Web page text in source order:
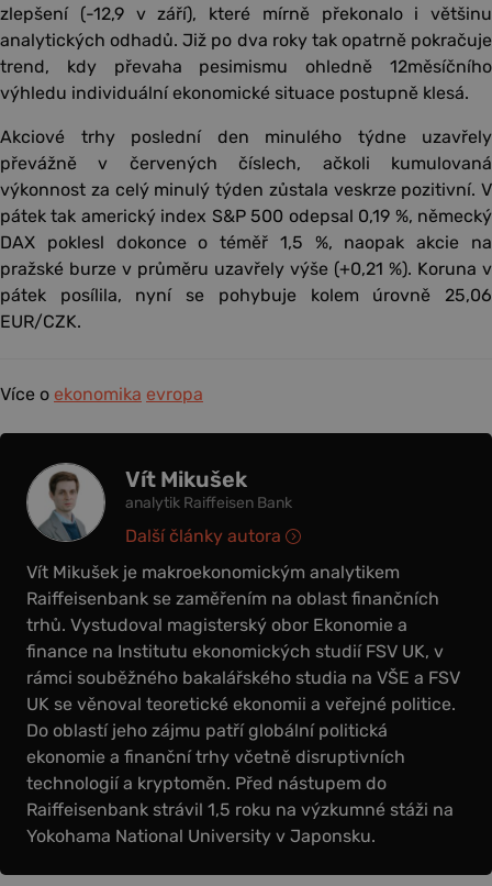
zlepšení (-12,9 v září), které mírně překonalo i většinu
analytických odhadů. Již po dva roky tak opatrně pokračuje
trend, kdy převaha pesimismu ohledně 12měsíčního
výhledu individuální ekonomické situace postupně klesá.
Akciové trhy poslední den minulého týdne uzavřely
převážně v červených číslech, ačkoli kumulovaná
výkonnost za celý minulý týden zůstala veskrze pozitivní. V
pátek tak americký index S&P 500 odepsal 0,19 %, německý
DAX poklesl dokonce o téměř 1,5 %, naopak akcie na
pražské burze v průměru uzavřely výše (+0,21 %). Koruna v
pátek posílila, nyní se pohybuje kolem úrovně 25,06
EUR/CZK.
Více o ekonomika evropa
Vít Mikušek
analytik Raiffeisen Bank
Vít Mikušek je makroekonomickým analytikem
Raiffeisenbank se zaměřením na oblast finančních
trhů. Vystudoval magisterský obor Ekonomie a
finance na Institutu ekonomických studií FSV UK, v
rámci souběžného bakalářského studia na VŠE a FSV
UK se věnoval teoretické ekonomii a veřejné politice.
Do oblastí jeho zájmu patří globální politická
ekonomie a finanční trhy včetně disruptivních
technologií a kryptoměn. Před nástupem do
Raiffeisenbank strávil 1,5 roku na výzkumné stáži na
Yokohama National University v Japonsku.
Další články autora